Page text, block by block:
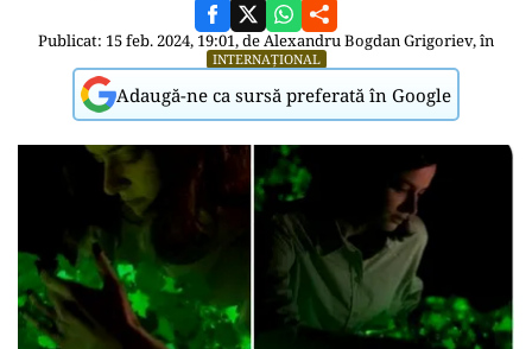
Publicat: 15 feb. 2024, 19:01, deAlexandru Bogdan Grigoriev, în
INTERNAȚIONAL
Adaugă-ne ca sursă preferată în Google